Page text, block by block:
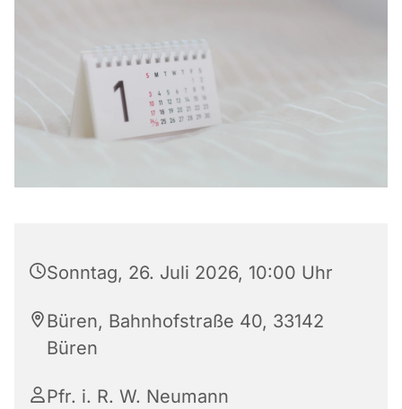
Sonntag, 26. Juli 2026, 10:00 Uhr
Büren, Bahnhofstraße 40, 33142
Büren
Pfr. i. R. W. Neumann